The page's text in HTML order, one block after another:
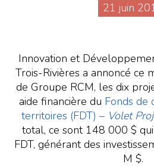
21 juin
Innovation et
Trois-Rivières a annoncé ce
de Groupe RCM, les dix
aide financière du Fonds de
territoires (FDT) – Volet
total, ce sont 148 000 $
FDT, générant des
M $.